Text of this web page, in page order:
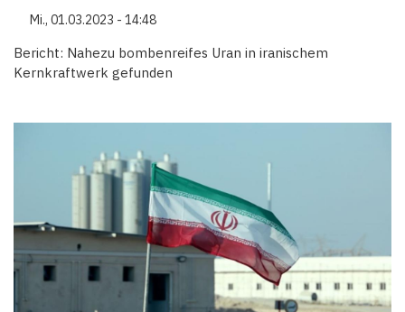
Mi., 01.03.2023 - 14:48
Bericht: Nahezu bombenreifes Uran in iranischem
Kernkraftwerk gefunden